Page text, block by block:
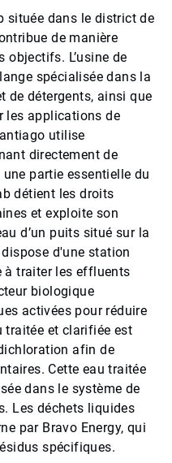
située dans le district de
de manière
objectifs. L’usine de
spécialisée dans la
de détergents, ainsi que
les applications de
utilise
directement de
une partie essentielle du
détient les droits
et exploite son
d’un puits situé sur la
d'une station
à traiter les effluents
biologique
activées pour réduire
traitée et clarifiée est
afin de
Cette eau traitée
dans le système de
Les déchets liquides
par Bravo Energy, qui
spécifiques.